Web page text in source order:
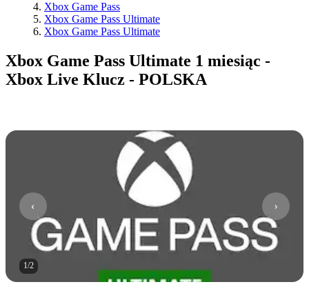
Xbox Game Pass
Xbox Game Pass Ultimate
Xbox Game Pass Ultimate
Xbox Game Pass Ultimate 1 miesiąc -
Xbox Live Klucz - POLSKA
1/2